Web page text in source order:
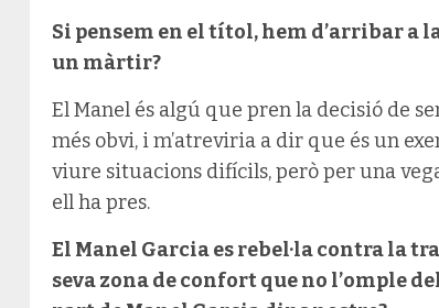
Si pensem en el títol, hem d’arribar a
un màrtir?
El Manel és algú que pren la decisió de
més obvi, i m’atreviria a dir que és un
viure situacions difícils, però per una
ell ha pres.
El Manel Garcia es rebel·la contra la
seva zona de confort que no l’omple